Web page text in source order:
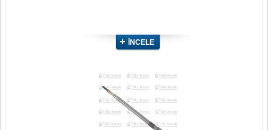
İNCELE